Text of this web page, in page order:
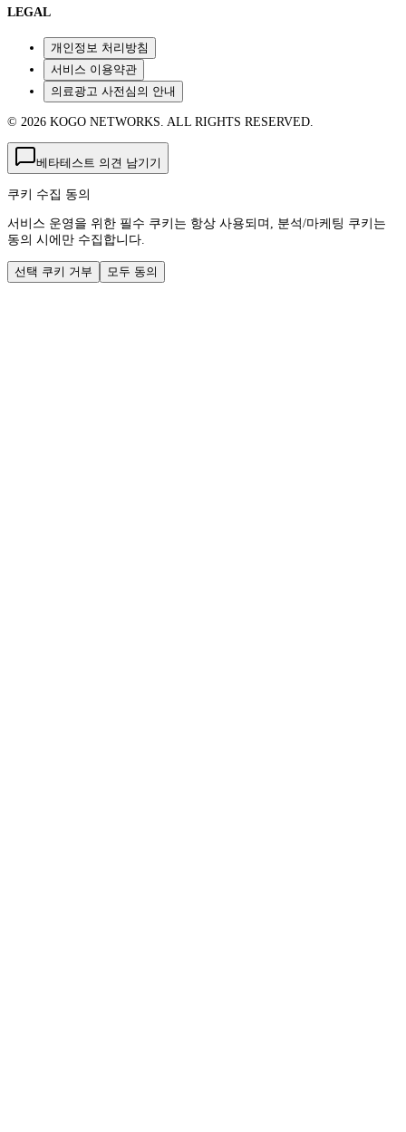
LEGAL
개인정보 처리방침
서비스 이용약관
의료광고 사전심의 안내
© 2026 KOGO NETWORKS. ALL RIGHTS RESERVED.
베타테스트 의견 남기기
쿠키 수집 동의
서비스 운영을 위한 필수 쿠키는 항상 사용되며, 분석/마케팅 쿠키는
동의 시에만 수집합니다.
선택 쿠키 거부 모두 동의